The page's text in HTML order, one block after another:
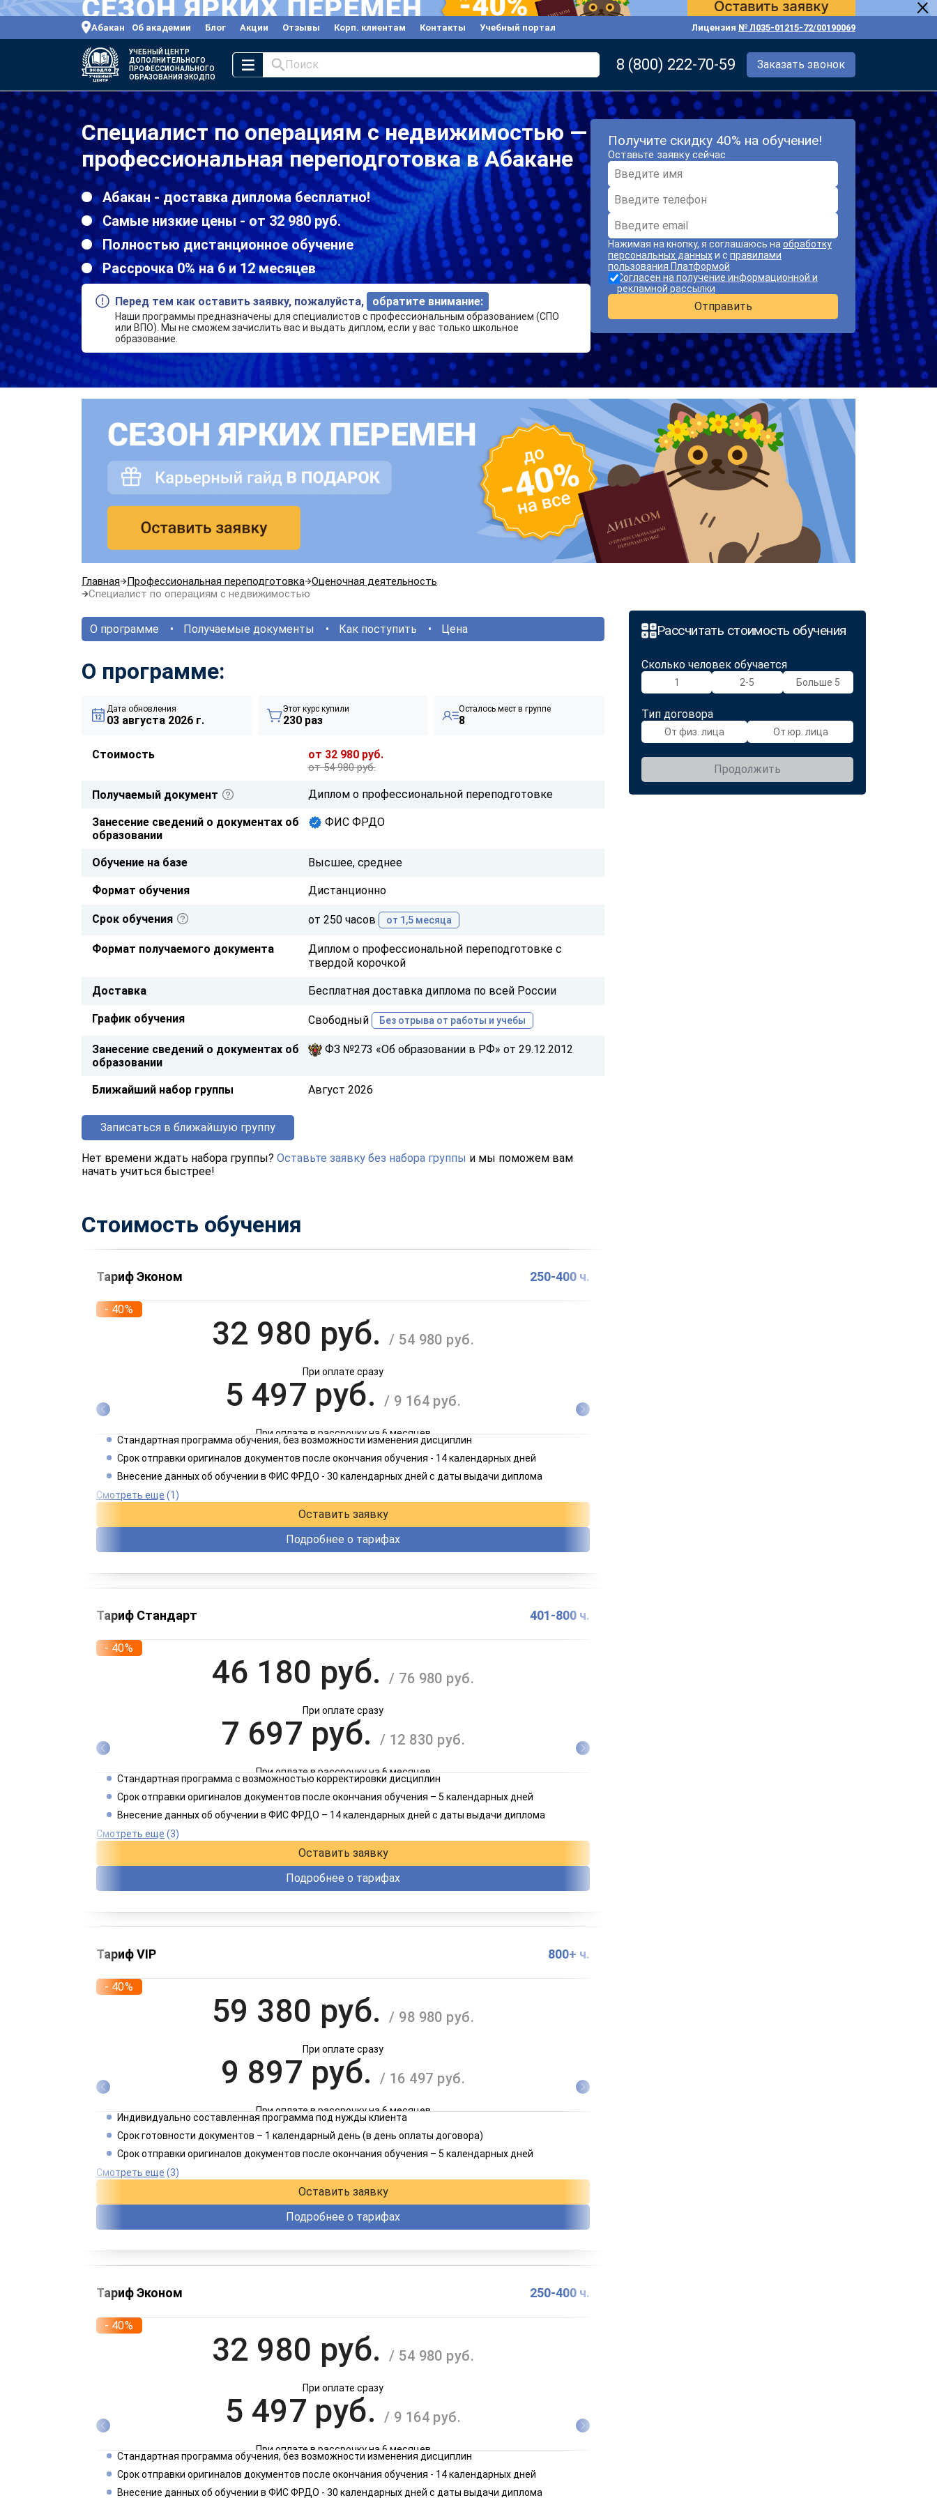
Абакан Об академии Блог Акции Отзывы Корп. клиентам Контакты Учебный портал Лицензия № Л035-01215-72/00190069
УЧЕБНЫЙ ЦЕНТР
ДОПОЛНИТЕЛЬНОГО
ПРОФЕССИОНАЛЬНОГО
ОБРАЗОВАНИЯ ЭКОДПО
Поиск 8 (800) 222-70-59 Заказать звонок
Специалист по операциям с недвижимостью —
профессиональная переподготовка в Абакане
Абакан - доставка диплома бесплатно!
Самые низкие цены - от 32 980 руб.
Полностью дистанционное обучение
Рассрочка 0% на 6 и 12 месяцев
Перед тем как оставить заявку, пожалуйста, обратите внимание:
Наши программы предназначены для специалистов с профессиональным образованием (СПО
или ВПО). Мы не сможем зачислить вас и выдать диплом, если у вас только школьное
образование.
Получите скидку 40% на обучение!
Оставьте заявку сейчас
Нажимая на кнопку, я соглашаюсь на обработку
персональных данныхи с правилами
пользования Платформой
Согласен на получение информационной и
рекламной рассылки
Отправить
Главная Профессиональная переподготовка Оценочная деятельность
Специалист по операциям с недвижимостью
Рассчитать стоимость обучения
Сколько человек обучается
1 2-5 Больше 5
Тип договора
От физ. лица От юр. лица
Продолжить
О программе Получаемые документы Как поступить Цена
О программе:
Дата обновления
03 августа 2026 г.
Этот курс купили
230 раз
Осталось мест в группе
8
Стоимость от 32 980 руб.
от 54 980 руб.
Получаемый документ Диплом о профессиональной переподготовке
Занесение сведений о документах об
образовании
ФИС ФРДО
Обучение на базе Высшее, среднее
Формат обучения Дистанционно
Срок обучения от 250 часов от 1,5 месяца
Формат получаемого документа
Диплом о профессиональной переподготовке с
твердой корочкой
Доставка Бесплатная доставка диплома по всей России
График обучения Свободный Без отрыва от работы и учебы
Занесение сведений о документах об
образовании
ФЗ №273 «Об образовании в РФ» от 29.12.2012
Ближайший набор группы Август 2026
Записаться в ближайшую группу
Нет времени ждать набора группы? Оставьте заявку без набора группы и мы поможем вам
начать учиться быстрее!
Стоимость обучения
Тариф Эконом 250-400 ч.
- 40%
32 980 руб./ 54 980 руб.
При оплате сразу
5 497 руб. / 9 164 руб.
При оплате в рассрочку на 6 месяцев
2 749 руб./ 4 582 руб.
Стандартная программа обучения, без возможности изменения дисциплин
Срок отправки оригиналов документов после окончания обучения - 14 календарных дней
Внесение данных об обучении в ФИС ФРДО - 30 календарных дней с даты выдачи диплома
Смотреть еще (1)
Оставить заявку
Подробнее о тарифах
Тариф Стандарт 401-800 ч.
- 40%
46 180 руб./ 76 980 руб.
При оплате сразу
7 697 руб./ 12 830 руб.
При оплате в рассрочку на 6 месяцев
3 849 руб./ 6 415 руб.
Стандартная программа с возможностью корректировки дисциплин
Срок отправки оригиналов документов после окончания обучения – 5 календарных дней
Внесение данных об обучении в ФИС ФРДО – 14 календарных дней с даты выдачи диплома
Смотреть еще (3)
Оставить заявку
Подробнее о тарифах
Тариф VIP 800+ ч.
- 40%
59 380 руб./ 98 980 руб.
При оплате сразу
9 897 руб./ 16 497 руб.
При оплате в рассрочку на 6 месяцев
4 949 руб./ 8 249 руб.
Индивидуально составленная программа под нужды клиента
Срок готовности документов – 1 календарный день (в день оплаты договора)
Срок отправки оригиналов документов после окончания обучения – 5 календарных дней
Смотреть еще (3)
Оставить заявку
Подробнее о тарифах
Тариф Эконом 250-400 ч.
- 40%
32 980 руб./ 54 980 руб.
При оплате сразу
5 497 руб. / 9 164 руб.
При оплате в рассрочку на 6 месяцев
2 749 руб./ 4 582 руб.
Стандартная программа обучения, без возможности изменения дисциплин
Срок отправки оригиналов документов после окончания обучения - 14 календарных дней
Внесение данных об обучении в ФИС ФРДО - 30 календарных дней с даты выдачи диплома